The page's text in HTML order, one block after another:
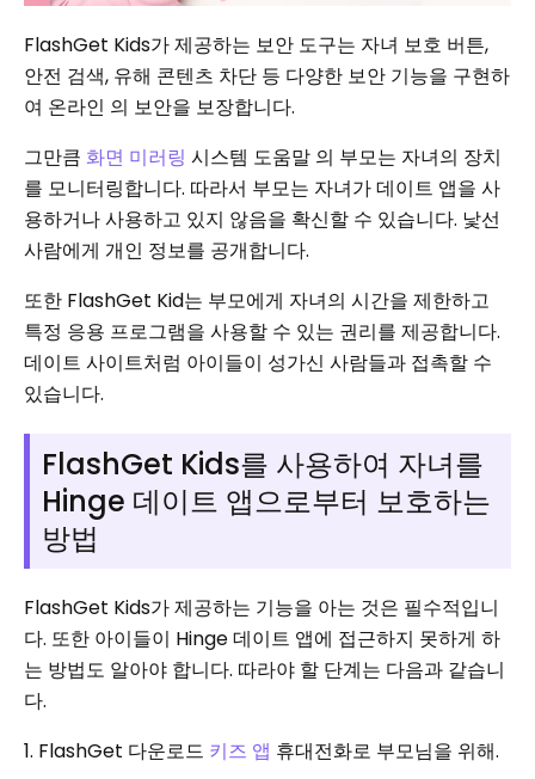
FlashGet Kids가 제공하는 보안 도구는 자녀 보호 버튼,
안전 검색, 유해 콘텐츠 차단 등 다양한 보안 기능을 구현하
여 온라인 의 보안을 보장합니다.
그만큼 화면 미러링 시스템 도움말 의 부모는 자녀의 장치
를 모니터링합니다. 따라서 부모는 자녀가 데이트 앱을 사
용하거나 사용하고 있지 않음을 확신할 수 있습니다. 낯선
사람에게 개인 정보를 공개합니다.
또한 FlashGet Kid는 부모에게 자녀의 시간을 제한하고
특정 응용 프로그램을 사용할 수 있는 권리를 제공합니다.
데이트 사이트처럼 아이들이 성가신 사람들과 접촉할 수
있습니다.
FlashGet Kids를 사용하여 자녀를
Hinge 데이트 앱으로부터 보호하는
방법
FlashGet Kids가 제공하는 기능을 아는 것은 필수적입니
다. 또한 아이들이 Hinge 데이트 앱에 접근하지 못하게 하
는 방법도 알아야 합니다. 따라야 할 단계는 다음과 같습니
다.
1. FlashGet 다운로드 키즈 앱 휴대전화로 부모님을 위해.